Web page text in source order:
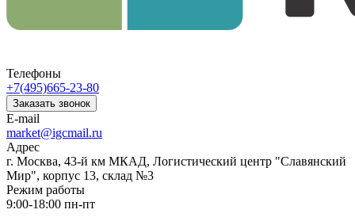
Телефоны
+7(495)665-23-80
Заказать звонок
E-mail
market@igcmail.ru
Адрес
г. Москва, 43-й км МКАД, Логистический центр "Славянский
Мир", корпус 13, склад №3
Режим работы
9:00-18:00 пн-пт